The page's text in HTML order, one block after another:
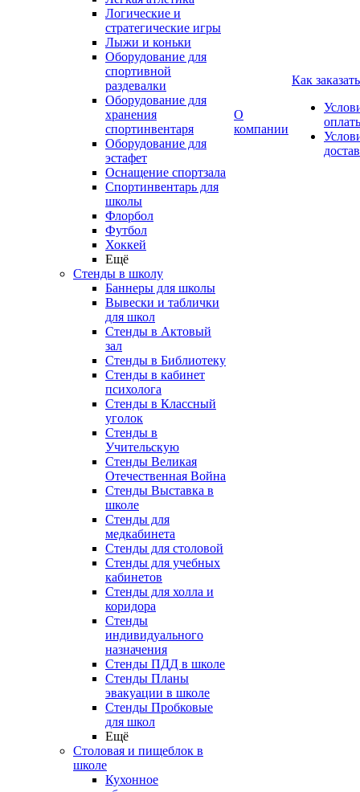
Логические и
стратегические игры
Лыжи и коньки
Оборудование для
спортивной
раздевалки
Оборудование для
хранения
спортинвентаря
Оборудование для
эстафет
Оснащение спортзала
Спортинвентарь для
школы
Флорбол
Футбол
Хоккей
Ещё
Стенды в школу
Баннеры для школы
Вывески и таблички
для школ
Стенды в Актовый
зал
Стенды в Библиотеку
Стенды в кабинет
психолога
Стенды в Классный
уголок
Стенды в
Учительскую
Стенды Великая
Отечественная Война
Стенды Выставка в
школе
Стенды для
медкабинета
Стенды для столовой
Стенды для учебных
кабинетов
Стенды для холла и
коридора
Стенды
индивидуального
назначения
Стенды ПДД в школе
Стенды Планы
эвакуации в школе
Стенды Пробковые
для школ
Ещё
Столовая и пищеблок в
школе
Кухонное
О
компании
Как